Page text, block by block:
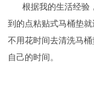
根据我的生活经验
到的点粘贴式马桶垫
不用花时间去清洗马
自己的时间。